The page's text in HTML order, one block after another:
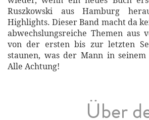
Ruszkowski aus Hamburg
Highlights. Dieser Band macht da
abwechslungsreiche Themen aus
von der ersten bis zur letzten
staunen, was der Mann in
Alle Achtung!
Über